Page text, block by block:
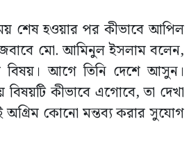
শেষ হওয়ার পর কীভাবে আপিল
মো. আমিনুল ইসলাম বলেন,
বিষয়। আগে তিনি দেশে আসুন।
বিষয়টি কীভাবে এগোবে, তা দেখা
অগ্রিম কোনো মন্তব্য করার সুযোগ